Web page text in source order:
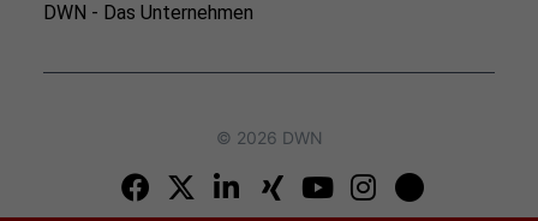
DWN - Das Unternehmen
© 2026 DWN